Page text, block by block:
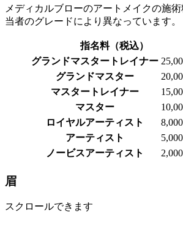
メディカルブローのアートメイクの施
当者のグレードにより異なっています。
指名料（税込）
グランドマスタートレイナー
グランドマスター
マスタートレイナー
マスター
ロイヤルアーティスト
アーティスト
ノービスアーティスト
眉
スクロールできます